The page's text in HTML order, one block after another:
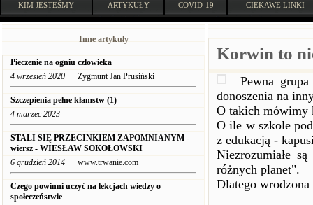
KIM JESTEŚMY ARTYKUŁY COVID-19 CIEKAWE LINKI
Inne artykuły
Pieczenie na ogniu człowieka
4 wrzesień 2020 Zygmunt Jan Prusiński
Szczepienia pełne kłamstw (1)
4 marzec 2023
STALI SIĘ PRZECINKIEM ZAPOMNIANYM -
wiersz - WIESŁAW SOKOŁOWSKI
6 grudzień 2014 www.trwanie.com
Czego powinni uczyć na lekcjach wiedzy o
społeczeństwie
Korwin to
Pewna
donoszenia na
O takich mówimy
O ile w szkole
z edukacją -
Niezrozumiałe
różnych planet".
Dlatego